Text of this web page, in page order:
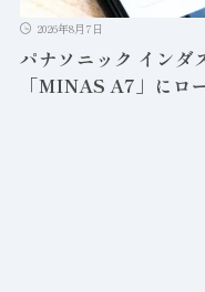
2026年8月7日
パナソニック インダ
「MINAS A7」にロ